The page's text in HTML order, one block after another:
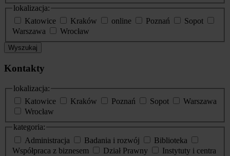
lokalizacja:
Katowice
Kraków online Poznań
Sopot
Warszawa
Wrocław
Wyszukaj
Kontakty
lokalizacja:
Katowice
Kraków Poznań Sopot
Warszawa
Wrocław
kategoria:
Administracja
Badania i rozwój
Biblioteka
Współpraca z biznesem
Dział Prawny
Instytuty i centra